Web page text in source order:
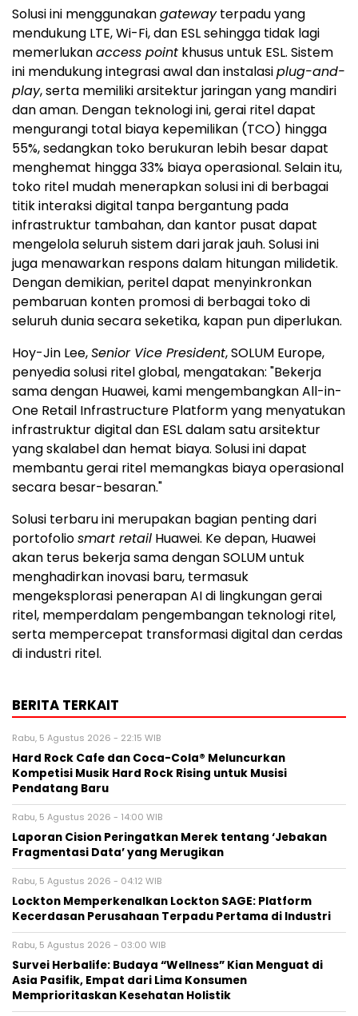
Solusi ini menggunakangatewayterpadu yang
mendukung LTE, Wi-Fi, dan ESL sehingga tidak lagi
memerlukanaccess point khusus untuk ESL. Sistem
ini mendukung integrasi awal dan instalasiplug-and-
play, serta memiliki arsitektur jaringan yang mandiri
dan aman. Dengan teknologi ini, gerai ritel dapat
mengurangi total biaya kepemilikan (TCO) hingga
55%, sedangkan toko berukuran lebih besar dapat
menghemat hingga 33% biaya operasional. Selain itu,
toko ritel mudah menerapkan solusi ini di berbagai
titik interaksi digital tanpa bergantung pada
infrastruktur tambahan, dan kantor pusat dapat
mengelola seluruh sistem dari jarak jauh. Solusi ini
juga menawarkan respons dalam hitungan milidetik.
Dengan demikian, peritel dapat menyinkronkan
pembaruan konten promosi di berbagai toko di
seluruh dunia secara seketika, kapan pun diperlukan.
Hoy-Jin Lee,Senior Vice President, SOLUM Europe,
penyedia solusi ritel global, mengatakan: "Bekerja
sama dengan Huawei, kami mengembangkan All-in-
One Retail Infrastructure Platform yang menyatukan
infrastruktur digital dan ESL dalam satu arsitektur
yang skalabel dan hemat biaya. Solusi ini dapat
membantu gerai ritel memangkas biaya operasional
secara besar-besaran."
Solusi terbaru ini merupakan bagian penting dari
portofoliosmart retail Huawei. Ke depan, Huawei
akan terus bekerja sama dengan SOLUM untuk
menghadirkan inovasi baru, termasuk
mengeksplorasi penerapan AI di lingkungan gerai
ritel, memperdalam pengembangan teknologi ritel,
serta mempercepat transformasi digital dan cerdas
di industri ritel.
BERITA TERKAIT
Rabu, 5 Agustus 2026 - 22:15 WIB
Hard Rock Cafe dan Coca-Cola® Meluncurkan
Kompetisi Musik Hard Rock Rising untuk Musisi
Pendatang Baru
Rabu, 5 Agustus 2026 - 14:00 WIB
Laporan Cision Peringatkan Merek tentang ‘Jebakan
Fragmentasi Data’ yang Merugikan
Rabu, 5 Agustus 2026 - 04:12 WIB
Lockton Memperkenalkan Lockton SAGE: Platform
Kecerdasan Perusahaan Terpadu Pertama di Industri
Rabu, 5 Agustus 2026 - 03:00 WIB
Survei Herbalife: Budaya “Wellness” Kian Menguat di
Asia Pasifik, Empat dari Lima Konsumen
Memprioritaskan Kesehatan Holistik